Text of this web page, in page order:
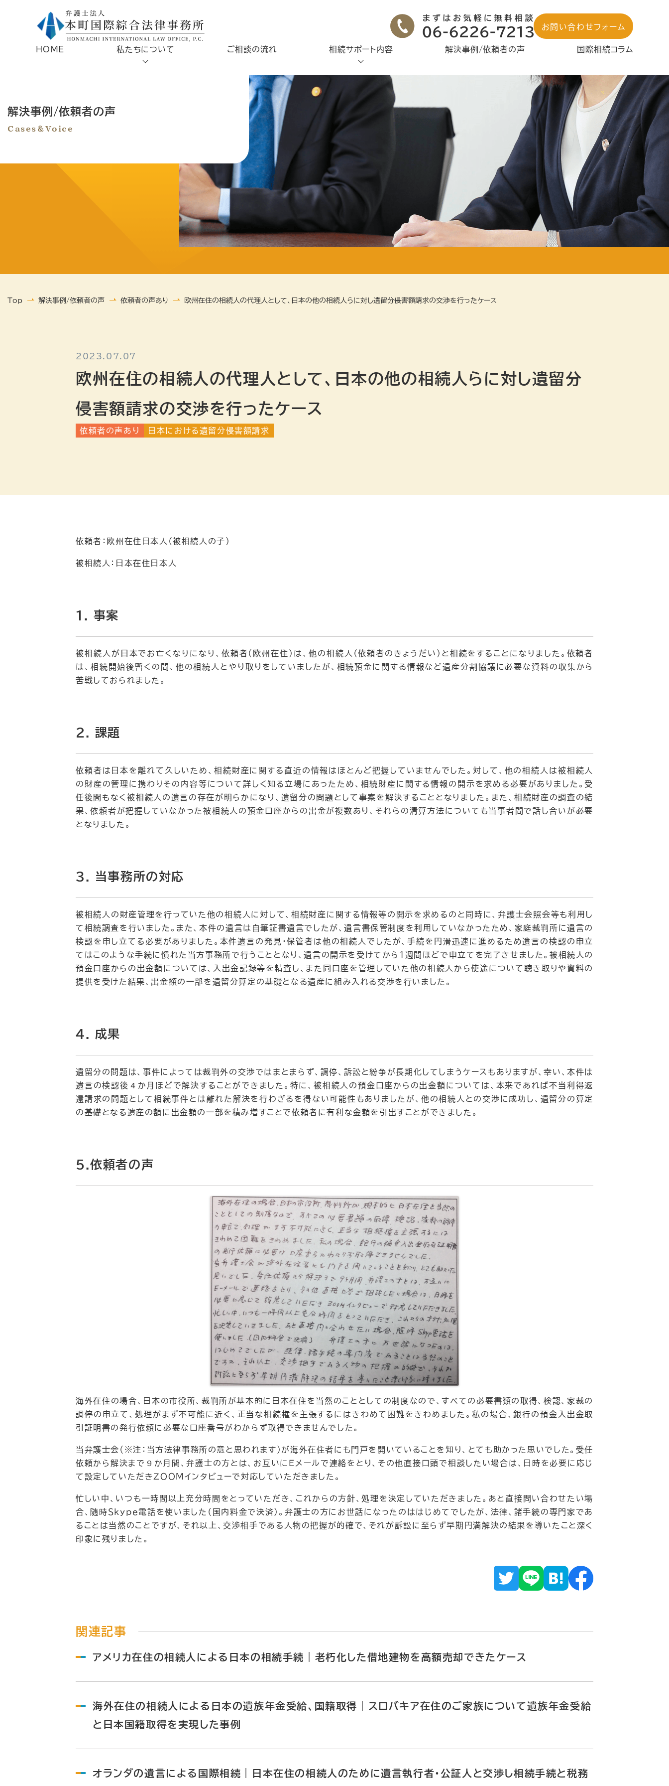
お問い合わせフォーム
HOME 私たちについて ご相談の流れ 相続サポート内容 解決事例/依頼者の声 国際相続コラム
解決事例/依頼者の声
Cases＆Voice
Top 解決事例/依頼者の声 依頼者の声あり 欧州在住の相続人の代理人として、日本の他の相続人らに対し遺留分侵害額請求の交渉を行ったケース
欧州在住の相続人の代理人として、日本の他の相続人らに対し遺留分
侵害額請求の交渉を行ったケース
依頼者の声あり 日本における遺留分侵害額請求
2023.07.07
依頼者：欧州在住日本人（被相続人の子）
被相続人：日本在住日本人
1. 事案
被相続人が日本でお亡くなりになり、依頼者（欧州在住）は、他の相続人（依頼者のきょうだい）と相続をすることになりました。依頼者
は、相続開始後暫くの間、他の相続人とやり取りをしていましたが、相続預金に関する情報など遺産分割協議に必要な資料の収集から
苦戦しておられました。
2. 課題
依頼者は日本を離れて久しいため、相続財産に関する直近の情報はほとんど把握していませんでした。対して、他の相続人は被相続人
の財産の管理に携わりその内容等について詳しく知る立場にあったため、相続財産に関する情報の開示を求める必要がありました。受
任後間もなく被相続人の遺言の存在が明らかになり、遺留分の問題として事案を解決することとなりました。また、相続財産の調査の結
果、依頼者が把握していなかった被相続人の預金口座からの出金が複数あり、それらの清算方法についても当事者間で話し合いが必要
となりました。
3. 当事務所の対応
被相続人の財産管理を行っていた他の相続人に対して、相続財産に関する情報等の開示を求めるのと同時に、弁護士会照会等も利用し
て相続調査を行いました。また、本件の遺言は自筆証書遺言でしたが、遺言書保管制度を利用していなかったため、家庭裁判所に遺言の
検認を申し立てる必要がありました。本件遺言の発見・保管者は他の相続人でしたが、手続を円滑迅速に進めるため遺言の検認の申立
てはこのような手続に慣れた当方事務所で行うこととなり、遺言の開示を受けてから1週間ほどで申立てを完了させました。被相続人の
預金口座からの出金額については、入出金記録等を精査し、また同口座を管理していた他の相続人から使途について聴き取りや資料の
提供を受けた結果、出金額の一部を遺留分算定の基礎となる遺産に組み入れる交渉を行いました。
4. 成果
遺留分の問題は、事件によっては裁判外の交渉ではまとまらず、調停、訴訟と紛争が長期化してしまうケースもありますが、幸い、本件は
遺言の検認後４か月ほどで解決することができました。特に、被相続人の預金口座からの出金額については、本来であれば不当利得返
還請求の問題として相続事件とは離れた解決を行わざるを得ない可能性もありましたが、他の相続人との交渉に成功し、遺留分の算定
の基礎となる遺産の額に出金額の一部を積み増すことで依頼者に有利な金額を引出すことができました。
5.依頼者の声
海外在住の場合、日本の市役所、裁判所が基本的に日本在住を当然のこととしての制度なので、すべての必要書類の取得、検認、家裁の
調停の申立て、処理がまず不可能に近く、正当な相続権を主張するにはきわめて困難をきわめました。私の場合、銀行の預金入出金取
引証明書の発行依頼に必要な口座番号がわからず取得できませんでした。
当弁護士会（※注：当方法律事務所の意と思われます）が海外在住者にも門戸を開いていることを知り、とても助かった思いでした。受任
依頼から解決まで９か月間、弁護士の方とは、お互いにＥメールで連絡をとり、その他直接口頭で相談したい場合は、日時を必要に応じ
て設定していただきＺＯＯＭインタビューで対応していただきました。
忙しい中、いつも一時間以上充分時間をとっていただき、これからの方針、処理を決定していただきました。あと直接問い合わせたい場
合、随時Ｓｋｙｐｅ電話を使いました（国内料金で決済）。弁護士の方にお世話になったのははじめてでしたが、法律、諸手続の専門家であ
ることは当然のことですが、それ以上、交渉相手である人物の把握が的確で、それが訴訟に至らず早期円満解決の結果を導いたこと深く
印象に残りました。
関連記事
アメリカ在住の相続人による日本の相続手続｜老朽化した借地建物を高額売却できたケース
海外在住の相続人による日本の遺族年金受給、国籍取得｜スロバキア在住のご家族について遺族年金受給
と日本国籍取得を実現した事例
オランダの遺言による国際相続｜日本在住の相続人のために遺言執行者・公証人と交渉し相続手続と税務